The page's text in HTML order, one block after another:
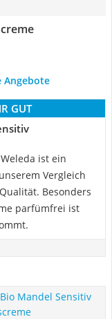
Angebote
GUT
ist ein
Vergleich
Besonders
parfümfrei ist
Mandel Sensitiv